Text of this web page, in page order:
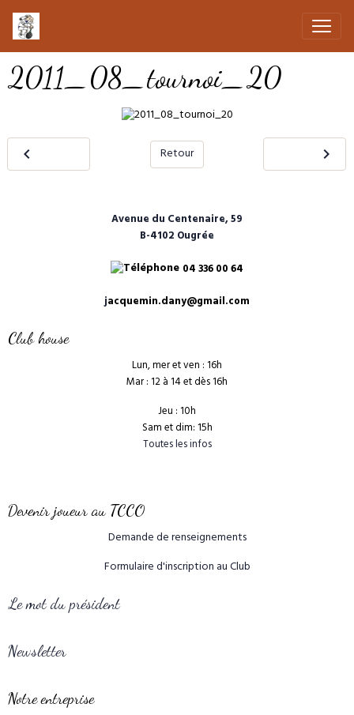
2011_08_tournoi_20
Retour
Avenue du Centenaire, 59
B-4102 Ougrée
04 336 00 64
jacquemin.dany@gmail.com
Club house
Lun, mer et ven : 16h
Mar : 12 à 14 et dès 16h
Jeu : 10h
Sam et dim: 15h
Toutes les infos
Devenir joueur au TCCO
Demande de renseignements
Formulaire d'inscription au Club
Le mot du président
Newsletter
Notre entreprise